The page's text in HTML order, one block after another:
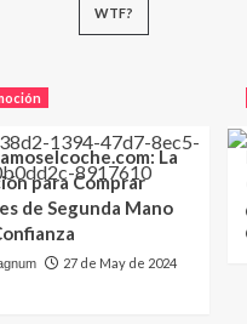
WTF?
La
para Comprar
de Segunda Mano
27 de May de 2024